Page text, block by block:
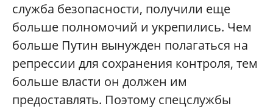
служба безопасности, получили еще
больше полномочий и укрепились. Чем
больше Путин вынужден полагаться на
репрессии для сохранения контроля, тем
больше власти он должен им
предоставлять. Поэтому спецслужбы